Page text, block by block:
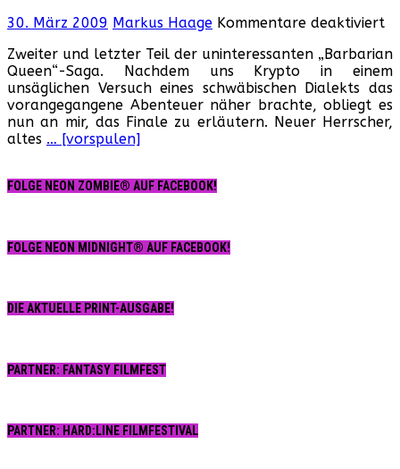
30. März 2009 Markus Haage Kommentare deaktiviert
II
Zweiter und letzter Teil der uninteressanten „Barbarian
Queen“-Saga. Nachdem uns Krypto in einem
unsäglichen Versuch eines schwäbischen Dialekts das
vorangegangene Abenteuer näher brachte, obliegt es
nun an mir, das Finale zu erläutern. Neuer Herrscher,
altes … [vorspulen]
FOLGE NEON ZOMBIE® AUF FACEBOOK!
FOLGE NEON MIDNIGHT® AUF FACEBOOK!
DIE AKTUELLE PRINT-AUSGABE!
PARTNER: FANTASY FILMFEST
PARTNER: HARD:LINE FILMFESTIVAL